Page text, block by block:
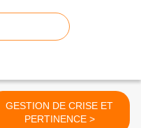
GESTION DE CRISE ET
PERTINENCE >